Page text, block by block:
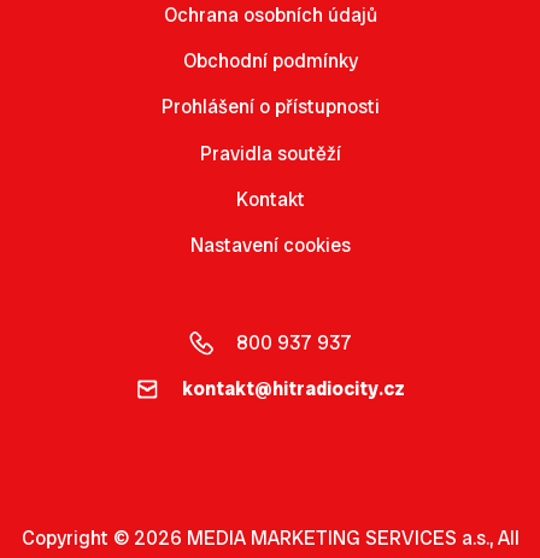
Ochrana osobních údajů
Obchodní podmínky
Prohlášení o přístupnosti
Pravidla soutěží
Kontakt
Nastavení cookies
800 937 937
kontakt@hitradiocity.cz
Copyright © 2026 MEDIA MARKETING SERVICES a.s., All